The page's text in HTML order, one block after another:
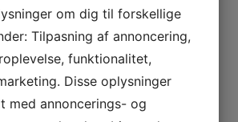
om dig til forskellige
Tilpasning af annoncering,
funktionalitet,
Disse oplysninger
med annoncerings- og